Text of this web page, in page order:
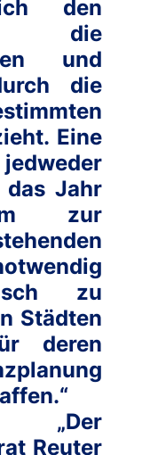
den
die
und
die
Eine
Jahr
zur
zu
Städten
deren
„Der
Reuter